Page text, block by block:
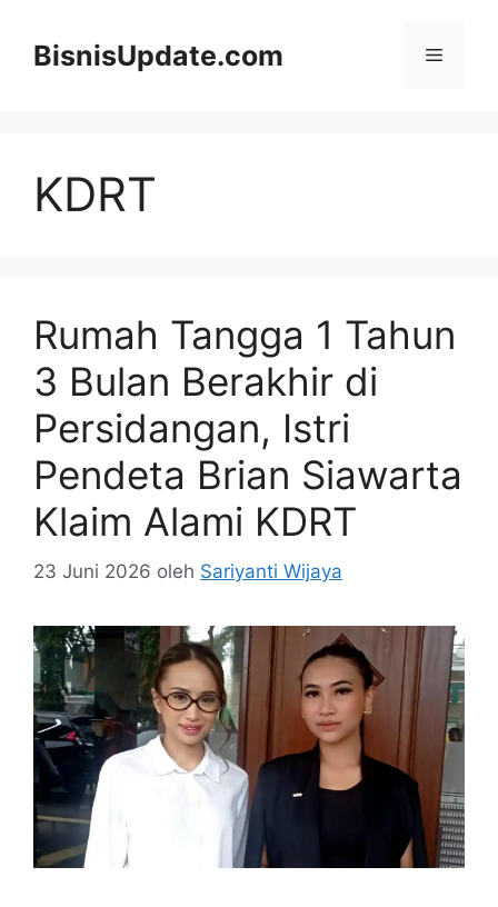
BisnisUpdate.com Menu
KDRT
Rumah Tangga 1 Tahun
3 Bulan Berakhir di
Persidangan, Istri
Pendeta Brian Siawarta
Klaim Alami KDRT
23 Juni 2026 oleh Sariyanti Wijaya